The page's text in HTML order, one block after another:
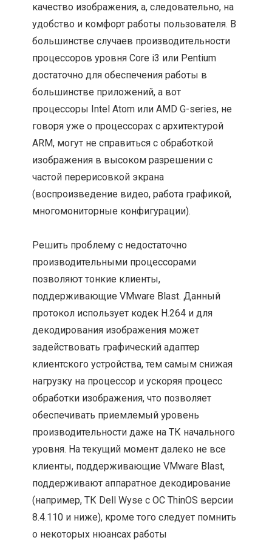
качество изображения, а, следовательно, на
удобство и комфорт работы пользователя. В
большинстве случаев производительности
процессоров уровня Core i3 или Pentium
достаточно для обеспечения работы в
большинстве приложений, а вот
процессоры Intel Atom или AMD G-series, не
говоря уже о процессорах с архитектурой
ARM, могут не справиться с обработкой
изображения в высоком разрешении с
частой перерисовкой экрана
(воспроизведение видео, работа графикой,
многомониторные конфигурации).
Решить проблему с недостаточно
производительными процессорами
позволяют тонкие клиенты,
поддерживающие VMware Blast. Данный
протокол использует кодек H.264 и для
декодирования изображения может
задействовать графический адаптер
клиентского устройства, тем самым снижая
нагрузку на процессор и ускоряя процесс
обработки изображения, что позволяет
обеспечивать приемлемый уровень
производительности даже на ТК начального
уровня. На текущий момент далеко не все
клиенты, поддерживающие VMware Blast,
поддерживают аппаратное декодирование
(например, ТК Dell Wyse с ОС ThinOS версии
8.4.110 и ниже), кроме того следует помнить
о некоторых нюансах работы